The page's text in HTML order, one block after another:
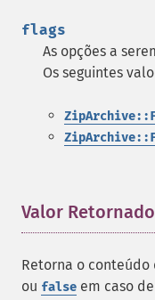
flags
As opções a
Os seguintes
Valor Retornado
Retorna o conteúdo
ou false em caso